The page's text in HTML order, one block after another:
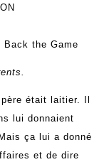
the Game
était laitier. Il
lui donnaient
ça lui a donné
et de dire